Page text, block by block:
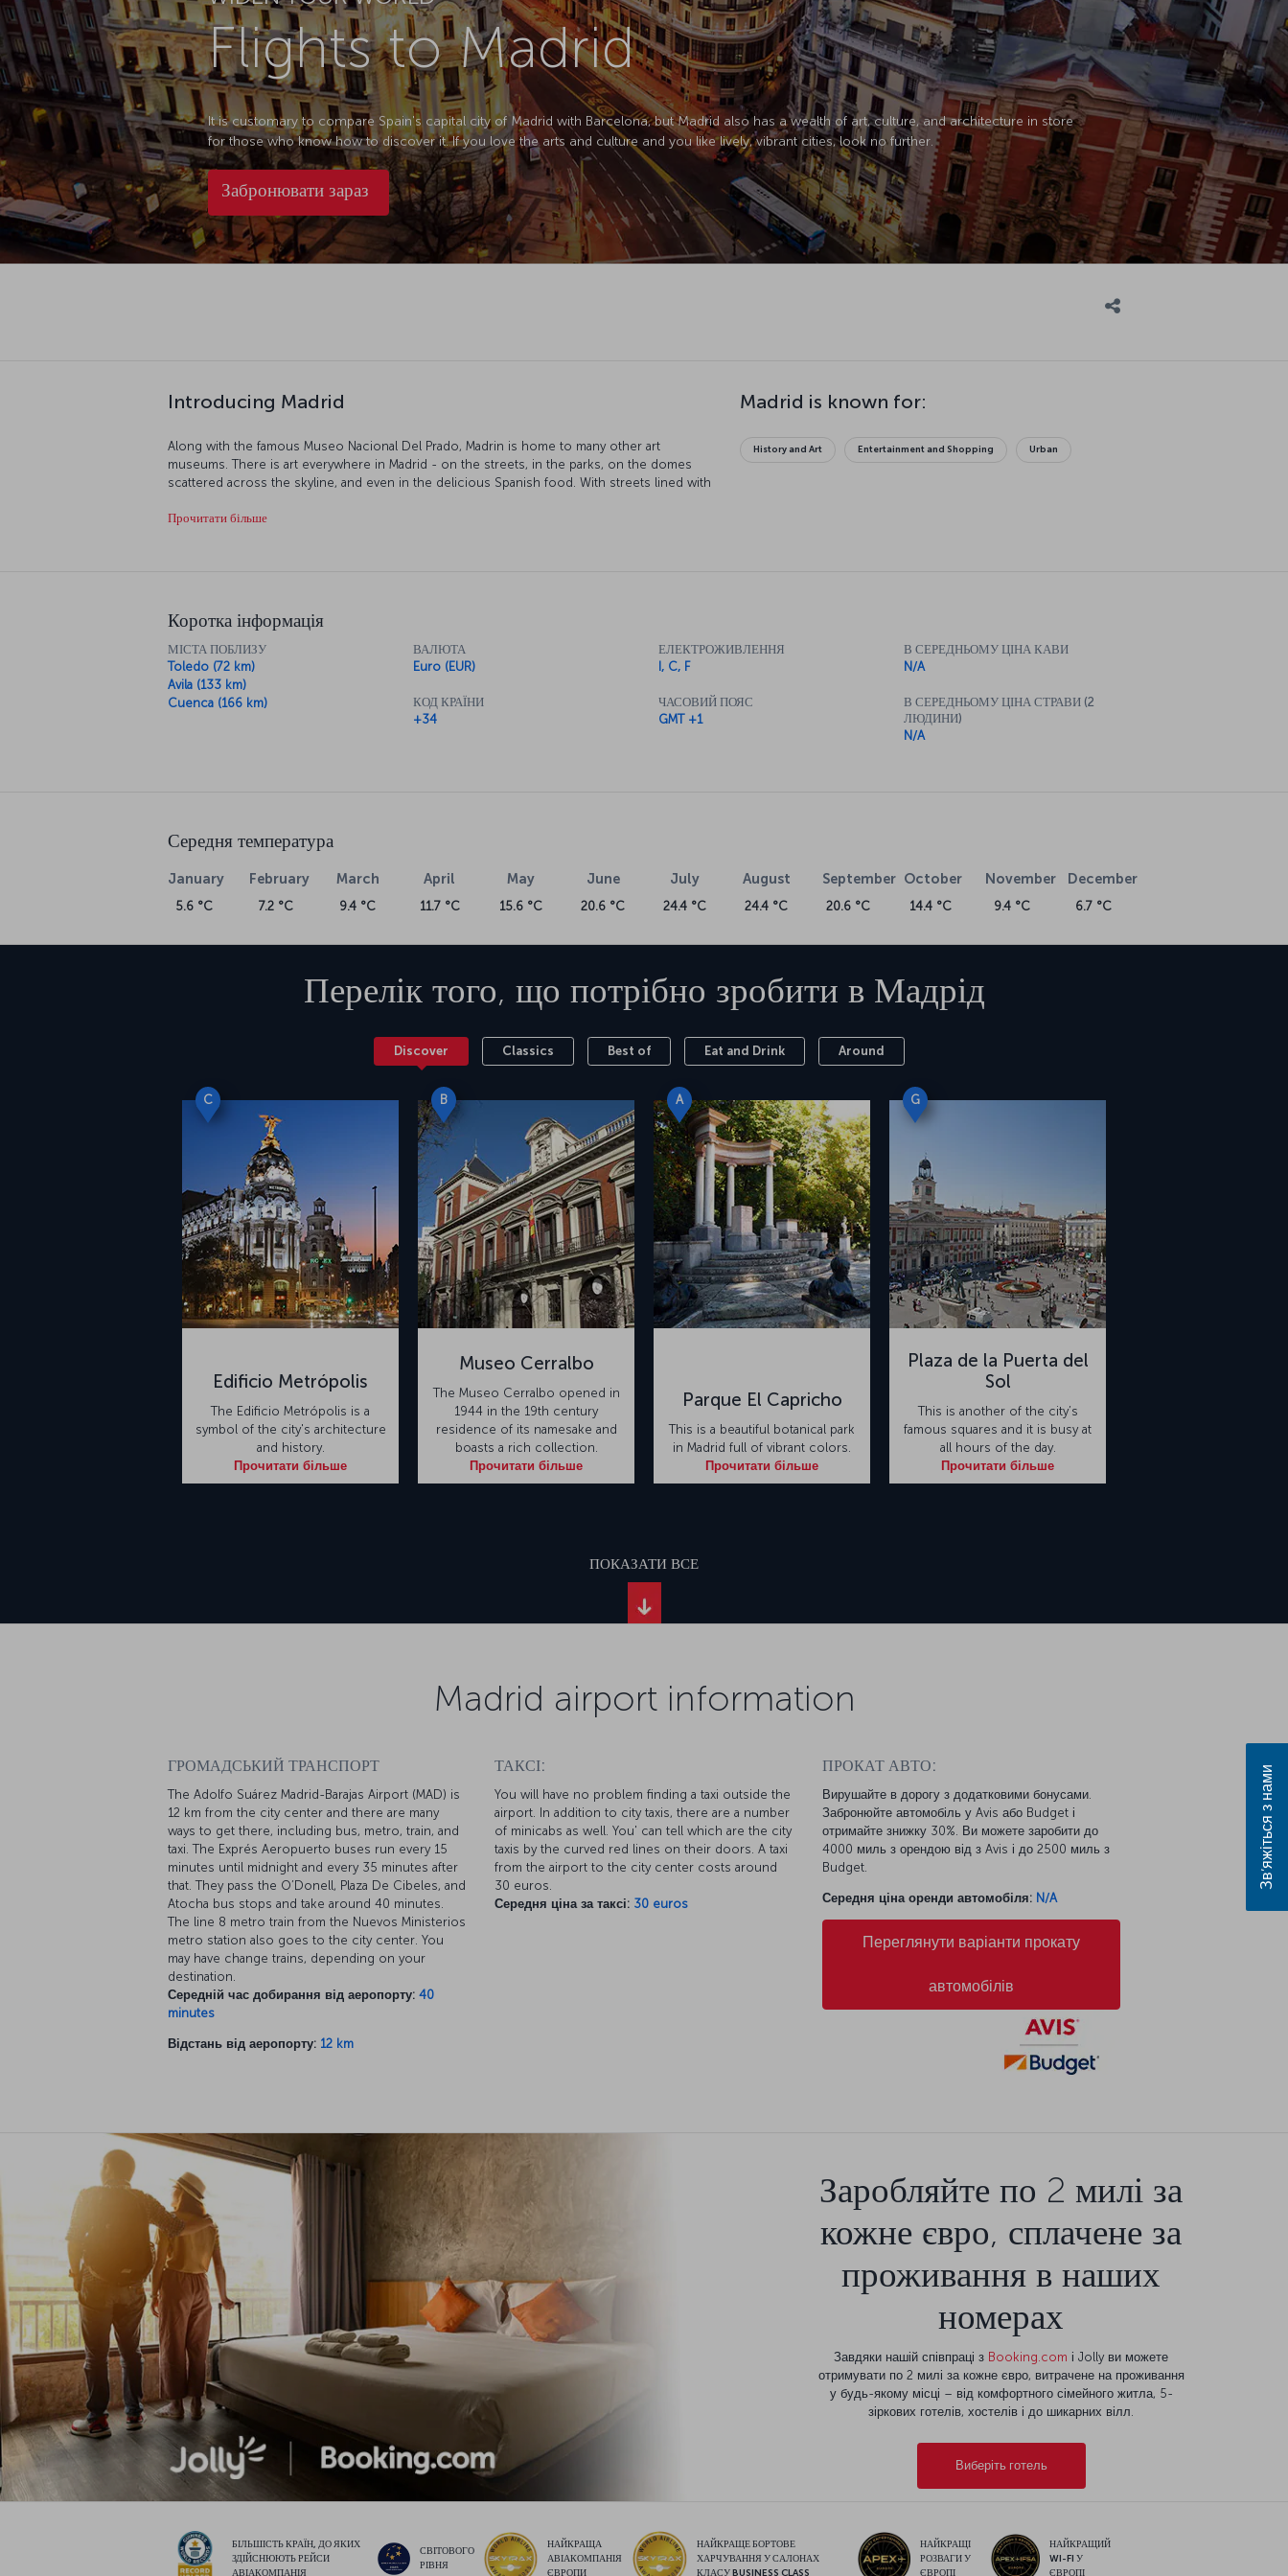
Flights to Madrid
It is customary to compare Spain's capital city of Madrid with Barcelona, but Madrid also has a wealth of art, culture, and architecture in store
for those who know how to discover it. If you love the arts and culture and you like lively, vibrant cities, look no further.
Забронювати зараз
Introducing Madrid
Along with the famous Museo Nacional Del Prado, Madrin is home to many other art
museums. There is art everywhere in Madrid - on the streets, in the parks, on the domes
scattered across the skyline, and even in the delicious Spanish food. With streets lined with
rest while exploring this delightful city.
Прочитати більше
Madrid is known for:
History and Art Entertainment and Shopping Urban
Коротка інформація
МІСТА ПОБЛИЗУ
Toledo (72 km)
Avila (133 km)
Cuenca (166 km)
ВАЛЮТА
Euro (EUR)
КОД КРАЇНИ
+34
ЕЛЕКТРОЖИВЛЕННЯ
I, C, F
ЧАСОВИЙ ПОЯС
GMT +1
В СЕРЕДНЬОМУ ЦІНА КАВИ
N/A
В СЕРЕДНЬОМУ ЦІНА СТРАВИ (2
ЛЮДИНИ)
N/A
Середня температура
January
5.6 °C
February
7.2 °C
March
9.4 °C
April
11.7 °C
May
15.6 °C
June
20.6 °C
July
24.4 °C
August
24.4 °C
September
20.6 °C
October
14.4 °C
November
9.4 °C
December
6.7 °C
Перелік того, що потрібно зробити в Мадрід
Discover Classics Best of Eat and Drink Around
C
Edificio Metrópolis
The Edificio Metrópolis is a
symbol of the city's architecture
and history.
Прочитати більше
B
Museo Cerralbo
The Museo Cerralbo opened in
1944 in the 19th century
residence of its namesake and
boasts a rich collection.
Прочитати більше
A
Parque El Capricho
This is a beautiful botanical park
in Madrid full of vibrant colors.
Прочитати більше
G
Plaza de la Puerta del
Sol
This is another of the city’s
famous squares and it is busy at
all hours of the day.
Прочитати більше
ПОКАЗАТИ ВСЕ
Madrid airport information
ГРОМАДСЬКИЙ ТРАНСПОРТ
The Adolfo Suárez Madrid-Barajas Airport (MAD) is
12 km from the city center and there are many
ways to get there, including bus, metro, train, and
taxi. The Exprés Aeropuerto buses run every 15
minutes until midnight and every 35 minutes after
that. They pass the O’Donell, Plaza De Cibeles, and
Atocha bus stops and take around 40 minutes.
The line 8 metro train from the Nuevos Ministerios
metro station also goes to the city center. You
may have change trains, depending on your
destination.
Середній час добирання від аеропорту: 40
minutes
Відстань від аеропорту: 12 km
ТАКСІ:
You will have no problem finding a taxi outside the
airport. In addition to city taxis, there are a number
of minicabs as well. You' can tell which are the city
taxis by the curved red lines on their doors. A taxi
from the airport to the city center costs around
30 euros.
Середня ціна за таксі: 30 euros
ПРОКАТ АВТО:
Вирушайте в дорогу з додатковими бонусами.
Забронюйте автомобіль у Avis або Budget і
отримайте знижку 30%. Ви можете заробити до
4000 миль з орендою від з Avis і до 2500 миль з
Budget.
Середня ціна оренди автомобіля: N/A
Переглянути варіанти прокату
автомобілів
Заробляйте по 2 милі за
кожне євро, сплачене за
проживання в наших
номерах
Завдяки нашій співпраці з Booking.com і Jolly ви можете
отримувати по 2 милі за кожне євро, витрачене на проживання
у будь-якому місці – від комфортного сімейного житла, 5-
зіркових готелів, хостелів і до шикарних вілл.
Виберіть готель
БІЛЬШІСТЬ КРАЇН, ДО ЯКИХ
ЗДІЙСНЮЮТЬ РЕЙСИ
АВІАКОМПАНІЯ
СВІТОВОГО
РІВНЯ
НАЙКРАЩА
АВІАКОМПАНІЯ
ЄВРОПИ
НАЙКРАЩЕ БОРТОВЕ
ХАРЧУВАННЯ У САЛОНАХ
КЛАСУ BUSINESS CLASS
НАЙКРАЩІ
РОЗВАГИ У
ЄВРОПІ
НАЙКРАЩИЙ
WI-FI У
ЄВРОПІ
Зв’яжіться з нами